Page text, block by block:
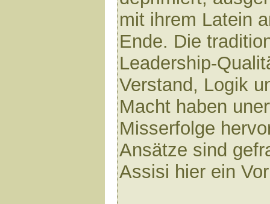
mit ihrem Latein
Ende. Die
Leadership-
Verstand, Logik
Macht haben
Misserfolge
Ansätze sind
Assisi hier ein